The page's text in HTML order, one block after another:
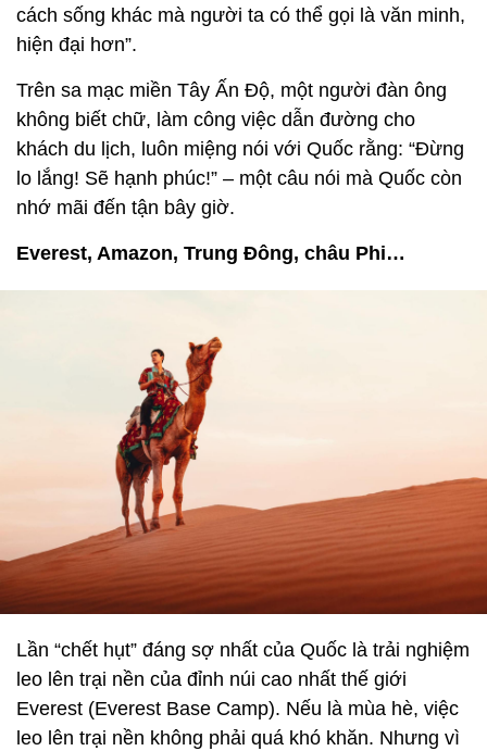
cách sống khác mà người ta có thể gọi là văn minh,
hiện đại hơn”.
Trên sa mạc miền Tây Ấn Độ, một người đàn ông
không biết chữ, làm công việc dẫn đường cho
khách du lịch, luôn miệng nói với Quốc rằng: “Đừng
lo lắng! Sẽ hạnh phúc!” – một câu nói mà Quốc còn
nhớ mãi đến tận bây giờ.
Everest, Amazon, Trung Đông, châu Phi…
Lần “chết hụt” đáng sợ nhất của Quốc là trải nghiệm
leo lên trại nền của đỉnh núi cao nhất thế giới
Everest (Everest Base Camp). Nếu là mùa hè, việc
leo lên trại nền không phải quá khó khăn. Nhưng vì